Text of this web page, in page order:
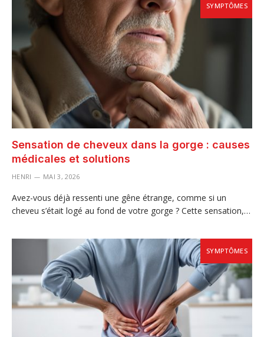
SYMPTÔMES
Sensation de cheveux dans la gorge : causes
médicales et solutions
HENRI MAI 3, 2026
Avez-vous déjà ressenti une gêne étrange, comme si un
cheveu s’était logé au fond de votre gorge ? Cette sensation,…
SYMPTÔMES